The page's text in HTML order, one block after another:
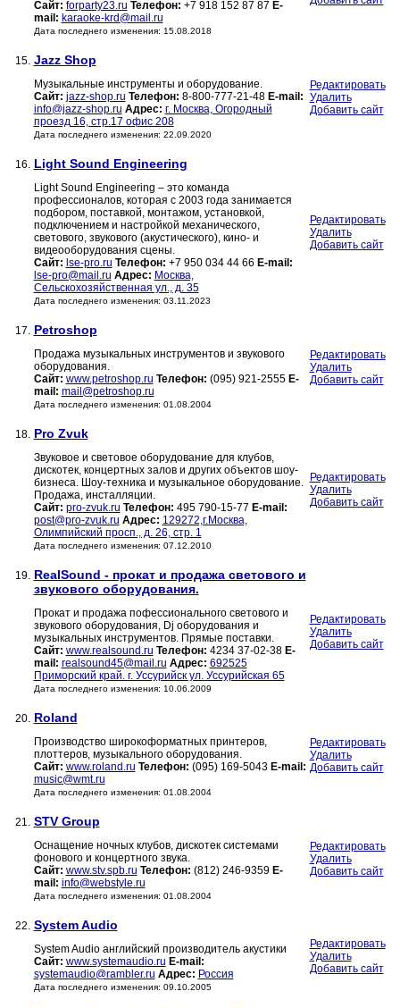
Сайт: forparty23.ru Телефон: +7 918 152 87 87 E-
mail: karaoke-krd@mail.ru
Дата последнего изменения: 15.08.2018
15. Jazz Shop
Музыкальные инструменты и оборудование.
Сайт: jazz-shop.ru Телефон: 8-800-777-21-48 E-mail:
info@jazz-shop.ru Адрес: г. Москва, Огородный
проезд 16, стр.17 офис 208
Дата последнего изменения: 22.09.2020
Редактировать
Удалить
Добавить сайт
16. Light Sound Engineering
Light Sound Engineering – это команда
профессионалов, которая с 2003 года занимается
подбором, поставкой, монтажом, установкой,
подключением и настройкой механического,
светового, звукового (акустического), кино- и
видеооборудования сцены.
Сайт: lse-pro.ru Телефон: +7 950 034 44 66 E-mail:
lse-pro@mail.ru Адрес: Москва,
Сельскохозяйственная ул., д. 35
Дата последнего изменения: 03.11.2023
Редактировать
Удалить
Добавить сайт
17. Petroshop
Продажа музыкальных инструментов и звукового
оборудования.
Сайт: www.petroshop.ru Телефон: (095) 921-2555 E-
mail: mail@petroshop.ru
Дата последнего изменения: 01.08.2004
Редактировать
Удалить
Добавить сайт
18. Pro Zvuk
Звуковое и световое оборудование для клубов,
дискотек, концертных залов и других объектов шоу-
бизнеса. Шоу-техника и музыкальное оборудование.
Продажа, инсталляции.
Сайт: pro-zvuk.ru Телефон: 495 790-15-77 E-mail:
post@pro-zvuk.ru Адрес: 129272,г.Москва,
Олимпийский просп., д. 26, стр. 1
Дата последнего изменения: 07.12.2010
Редактировать
Удалить
Добавить сайт
19. RealSound - прокат и продажа светового и
звукового оборудования.
Прокат и продажа пофессионального светового и
звукового оборудования, Dj оборудования и
музыкальных инструментов. Прямые поставки.
Сайт: www.realsound.ru Телефон: 4234 37-02-38 E-
mail: realsound45@mail.ru Адрес: 692525
Приморский край. г. Уссурийск ул. Уссурийская 65
Дата последнего изменения: 10.06.2009
Редактировать
Удалить
Добавить сайт
20. Roland
Производство широкоформатных принтеров,
плоттеров, музыкального оборудования.
Сайт: www.roland.ru Телефон: (095) 169-5043 E-mail:
music@wmt.ru
Дата последнего изменения: 01.08.2004
Редактировать
Удалить
Добавить сайт
21. STV Group
Оснащение ночных клубов, дискотек системами
фонового и концертного звука.
Сайт: www.stv.spb.ru Телефон: (812) 246-9359 E-
mail: info@webstyle.ru
Дата последнего изменения: 01.08.2004
Редактировать
Удалить
Добавить сайт
22. System Audio
System Audio английский производитель акустики
Сайт: www.systemaudio.ru E-mail:
systemaudio@rambler.ru Адрес: Россия
Дата последнего изменения: 09.10.2005
Редактировать
Удалить
Добавить сайт